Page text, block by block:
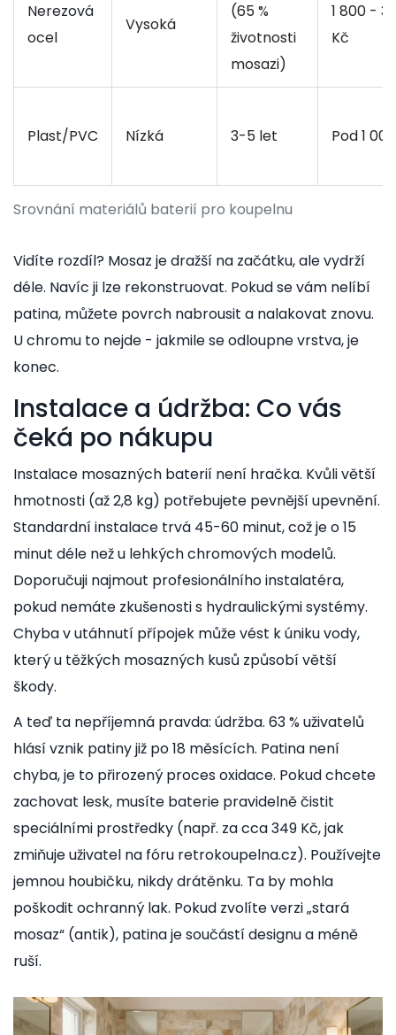
Srovnání materiálů baterií pro koupelnu
Nerezová
ocel
Vysoká
(65 %
životnosti
mosazi)
1 800 - 3
Kč
Plast/PVC Nízká 3-5 let Pod 1
Vidíte rozdíl? Mosaz je dražší na začátku, ale vydrží
déle. Navíc ji lze rekonstruovat. Pokud se vám nelíbí
patina, můžete povrch nabrousit a nalakovat znovu.
U chromu to nejde - jakmile se odloupne vrstva, je
konec.
Instalace a údržba: Co vás
čeká po nákupu
Instalace mosazných baterií není hračka. Kvůli větší
hmotnosti (až 2,8 kg) potřebujete pevnější upevnění.
Standardní instalace trvá 45-60 minut, což je o 15
minut déle než u lehkých chromových modelů.
Doporučuji najmout profesionálního instalatéra,
pokud nemáte zkušenosti s hydraulickými systémy.
Chyba v utáhnutí přípojek může vést k úniku vody,
který u těžkých mosazných kusů způsobí větší
škody.
A teď ta nepříjemná pravda: údržba. 63 % uživatelů
hlásí vznik patiny již po 18 měsících. Patina není
chyba, je to přirozený proces oxidace. Pokud chcete
zachovat lesk, musíte baterie pravidelně čistit
speciálními prostředky (např. za cca 349 Kč, jak
zmiňuje uživatel na fóru retrokoupelna.cz). Používejte
jemnou houbičku, nikdy drátěnku. Ta by mohla
poškodit ochranný lak. Pokud zvolíte verzi „stará
mosaz“ (antik), patina je součástí designu a méně
ruší.